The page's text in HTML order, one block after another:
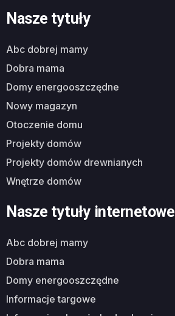
Nasze tytuły
abc dobrej mamy
dobra mama
domy energooszczędne
nowy magazyn
otoczenie domu
projekty domów
projekty domów drewnianych
wnętrze domów
Nasze tytuły internetowe
abc dobrej mamy
dobra mama
domy energooszczędne
informacje targowe